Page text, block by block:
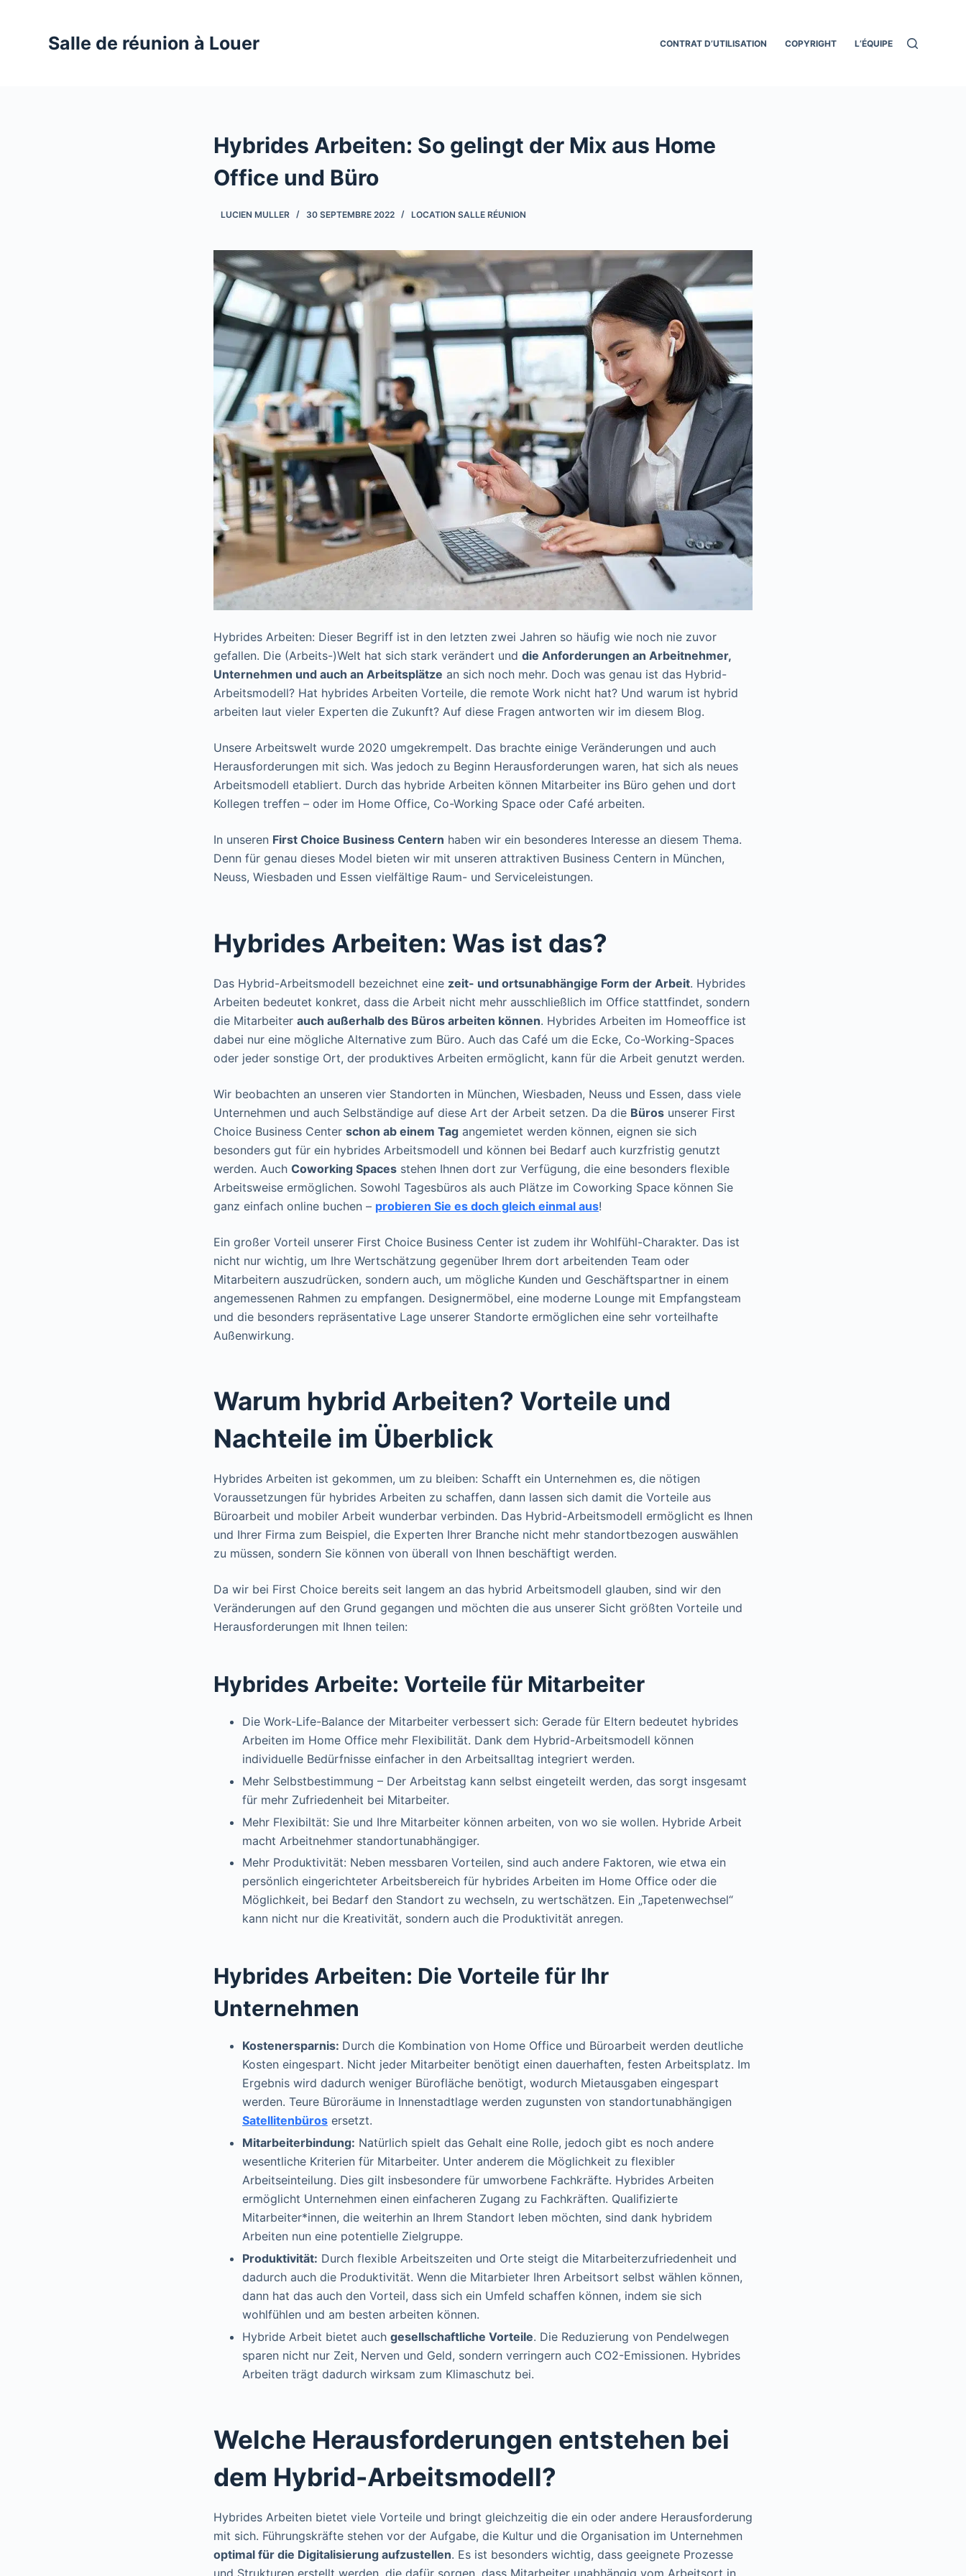
Salle de réunion à Louer CONTRAT D’UTILISATION COPYRIGHT L’ÉQUIPE
Hybrides Arbeiten: So gelingt der Mix aus Home
Office und Büro
LUCIEN MULLER 30 SEPTEMBRE 2022 LOCATION SALLE RÉUNION
Hybrides Arbeiten: Dieser Begriff ist in den letzten zwei Jahren so häufig wie noch nie zuvor
gefallen. Die (Arbeits-)Welt hat sich stark verändert und die Anforderungen an Arbeitnehmer,
Unternehmen und auch an Arbeitsplätze an sich noch mehr. Doch was genau ist das Hybrid-
Arbeitsmodell? Hat hybrides Arbeiten Vorteile, die remote Work nicht hat? Und warum ist hybrid
arbeiten laut vieler Experten die Zukunft? Auf diese Fragen antworten wir im diesem Blog.
Unsere Arbeitswelt wurde 2020 umgekrempelt. Das brachte einige Veränderungen und auch
Herausforderungen mit sich. Was jedoch zu Beginn Herausforderungen waren, hat sich als neues
Arbeitsmodell etabliert. Durch das hybride Arbeiten können Mitarbeiter ins Büro gehen und dort
Kollegen treffen – oder im Home Office, Co-Working Space oder Café arbeiten.
In unseren First Choice Business Centern haben wir ein besonderes Interesse an diesem Thema.
Denn für genau dieses Model bieten wir mit unseren attraktiven Business Centern in München,
Neuss, Wiesbaden und Essen vielfältige Raum- und Serviceleistungen.
Hybrides Arbeiten: Was ist das?
Das Hybrid-Arbeitsmodell bezeichnet eine zeit- und ortsunabhängige Form der Arbeit. Hybrides
Arbeiten bedeutet konkret, dass die Arbeit nicht mehr ausschließlich im Office stattfindet, sondern
die Mitarbeiter auch außerhalb des Büros arbeiten können. Hybrides Arbeiten im Homeoffice ist
dabei nur eine mögliche Alternative zum Büro. Auch das Café um die Ecke, Co-Working-Spaces
oder jeder sonstige Ort, der produktives Arbeiten ermöglicht, kann für die Arbeit genutzt werden.
Wir beobachten an unseren vier Standorten in München, Wiesbaden, Neuss und Essen, dass viele
Unternehmen und auch Selbständige auf diese Art der Arbeit setzen. Da die Büros unserer First
Choice Business Center schon ab einem Tag angemietet werden können, eignen sie sich
besonders gut für ein hybrides Arbeitsmodell und können bei Bedarf auch kurzfristig genutzt
werden. Auch Coworking Spaces stehen Ihnen dort zur Verfügung, die eine besonders flexible
Arbeitsweise ermöglichen. Sowohl Tagesbüros als auch Plätze im Coworking Space können Sie
ganz einfach online buchen – probieren Sie es doch gleich einmal aus!
Ein großer Vorteil unserer First Choice Business Center ist zudem ihr Wohlfühl-Charakter. Das ist
nicht nur wichtig, um Ihre Wertschätzung gegenüber Ihrem dort arbeitenden Team oder
Mitarbeitern auszudrücken, sondern auch, um mögliche Kunden und Geschäftspartner in einem
angemessenen Rahmen zu empfangen. Designermöbel, eine moderne Lounge mit Empfangsteam
und die besonders repräsentative Lage unserer Standorte ermöglichen eine sehr vorteilhafte
Außenwirkung.
Warum hybrid Arbeiten? Vorteile und
Nachteile im Überblick
Hybrides Arbeiten ist gekommen, um zu bleiben: Schafft ein Unternehmen es, die nötigen
Voraussetzungen für hybrides Arbeiten zu schaffen, dann lassen sich damit die Vorteile aus
Büroarbeit und mobiler Arbeit wunderbar verbinden. Das Hybrid-Arbeitsmodell ermöglicht es Ihnen
und Ihrer Firma zum Beispiel, die Experten Ihrer Branche nicht mehr standortbezogen auswählen
zu müssen, sondern Sie können von überall von Ihnen beschäftigt werden.
Da wir bei First Choice bereits seit langem an das hybrid Arbeitsmodell glauben, sind wir den
Veränderungen auf den Grund gegangen und möchten die aus unserer Sicht größten Vorteile und
Herausforderungen mit Ihnen teilen:
Hybrides Arbeite: Vorteile für Mitarbeiter
Die Work-Life-Balance der Mitarbeiter verbessert sich: Gerade für Eltern bedeutet hybrides
Arbeiten im Home Office mehr Flexibilität. Dank dem Hybrid-Arbeitsmodell können
individuelle Bedürfnisse einfacher in den Arbeitsalltag integriert werden.
Mehr Selbstbestimmung – Der Arbeitstag kann selbst eingeteilt werden, das sorgt insgesamt
für mehr Zufriedenheit bei Mitarbeiter.
Mehr Flexibiltät: Sie und Ihre Mitarbeiter können arbeiten, von wo sie wollen. Hybride Arbeit
macht Arbeitnehmer standortunabhängiger.
Mehr Produktivität: Neben messbaren Vorteilen, sind auch andere Faktoren, wie etwa ein
persönlich eingerichteter Arbeitsbereich für hybrides Arbeiten im Home Office oder die
Möglichkeit, bei Bedarf den Standort zu wechseln, zu wertschätzen. Ein „Tapetenwechsel“
kann nicht nur die Kreativität, sondern auch die Produktivität anregen.
Hybrides Arbeiten: Die Vorteile für Ihr
Unternehmen
Kostenersparnis: Durch die Kombination von Home Office und Büroarbeit werden deutliche
Kosten eingespart. Nicht jeder Mitarbeiter benötigt einen dauerhaften, festen Arbeitsplatz. Im
Ergebnis wird dadurch weniger Bürofläche benötigt, wodurch Mietausgaben eingespart
werden. Teure Büroräume in Innenstadtlage werden zugunsten von standortunabhängigen
Satellitenbüros ersetzt.
Mitarbeiterbindung: Natürlich spielt das Gehalt eine Rolle, jedoch gibt es noch andere
wesentliche Kriterien für Mitarbeiter. Unter anderem die Möglichkeit zu flexibler
Arbeitseinteilung. Dies gilt insbesondere für umworbene Fachkräfte. Hybrides Arbeiten
ermöglicht Unternehmen einen einfacheren Zugang zu Fachkräften. Qualifizierte
Mitarbeiter*innen, die weiterhin an Ihrem Standort leben möchten, sind dank hybridem
Arbeiten nun eine potentielle Zielgruppe.
Produktivität: Durch flexible Arbeitszeiten und Orte steigt die Mitarbeiterzufriedenheit und
dadurch auch die Produktivität. Wenn die Mitarbieter Ihren Arbeitsort selbst wählen können,
dann hat das auch den Vorteil, dass sich ein Umfeld schaffen können, indem sie sich
wohlfühlen und am besten arbeiten können.
Hybride Arbeit bietet auch gesellschaftliche Vorteile. Die Reduzierung von Pendelwegen
sparen nicht nur Zeit, Nerven und Geld, sondern verringern auch CO2-Emissionen. Hybrides
Arbeiten trägt dadurch wirksam zum Klimaschutz bei.
Welche Herausforderungen entstehen bei
dem Hybrid-Arbeitsmodell?
Hybrides Arbeiten bietet viele Vorteile und bringt gleichzeitig die ein oder andere Herausforderung
mit sich. Führungskräfte stehen vor der Aufgabe, die Kultur und die Organisation im Unternehmen
optimal für die Digitalisierung aufzustellen. Es ist besonders wichtig, dass geeignete Prozesse